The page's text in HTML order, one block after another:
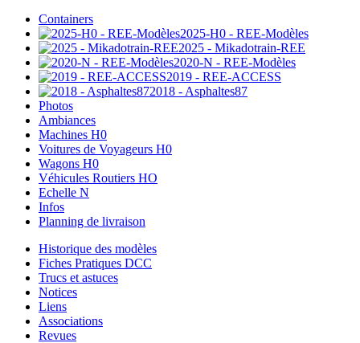
Containers
2025-H0 - REE-Modèles
2025 - Mikadotrain-REE
2020-N - REE-Modèles
2019 - REE-ACCESS
2018 - Asphaltes87
Photos
Ambiances
Machines H0
Voitures de Voyageurs H0
Wagons H0
Véhicules Routiers HO
Echelle N
Infos
Planning de livraison
Historique des modèles
Fiches Pratiques DCC
Trucs et astuces
Notices
Liens
Associations
Revues